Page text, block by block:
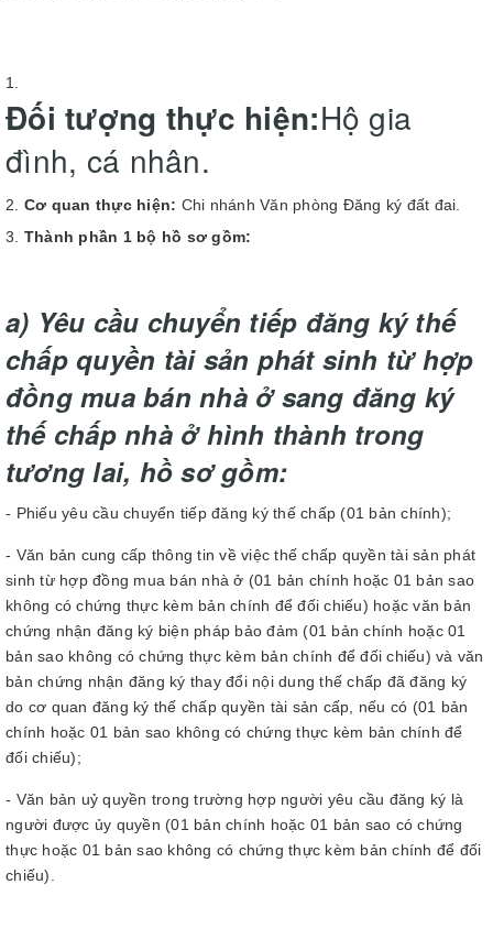
Đối tượng thực hiện:Hộ gia
đình, cá nhân.
Cơ quan thực hiện: Chi nhánh Văn phòng Đăng ký đất đai.
Thành phần 1 bộ hồ sơ gồm:
a) Yêu cầu chuyển tiếp đăng ký thế
chấp quyền tài sản phát sinh từ hợp
đồng mua bán nhà ở sang đăng ký
thế chấp nhà ở hình thành trong
tương lai, hồ sơ gồm:
- Phiếu yêu cầu chuyển tiếp đăng ký thế chấp (01 bản chính);
- Văn bản cung cấp thông tin về việc thế chấp quyền tài sản phát
sinh từ hợp đồng mua bán nhà ở (01 bản chính hoặc 01 bản sao
không có chứng thực kèm bản chính để đối chiếu) hoặc văn bản
chứng nhận đăng ký biện pháp bảo đảm (01 bản chính hoặc 01
bản sao không có chứng thực kèm bản chính để đối chiếu) và văn
bản chứng nhận đăng ký thay đổi nội dung thế chấp đã đăng ký
do cơ quan đăng ký thế chấp quyền tài sản cấp, nếu có (01 bản
chính hoặc 01 bản sao không có chứng thực kèm bản chính để
đối chiếu);
- Văn bản uỷ quyền trong trường hợp người yêu cầu đăng ký là
người được ủy quyền (01 bản chính hoặc 01 bản sao có chứng
thực hoặc 01 bản sao không có chứng thực kèm bản chính để đối
chiếu).